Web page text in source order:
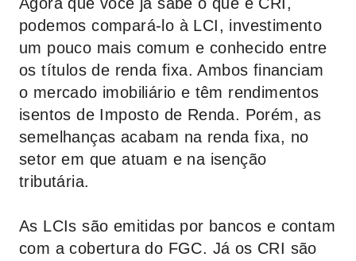
podemos compará-lo à LCI, investimento
um pouco mais comum e conhecido entre
os títulos de renda fixa. Ambos financiam
o mercado imobiliário e têm rendimentos
isentos de Imposto de Renda. Porém, as
semelhanças acabam na renda fixa, no
setor em que atuam e na isenção
tributária.
As LCIs são emitidas por bancos e contam
com a cobertura do FGC. Já os CRI são